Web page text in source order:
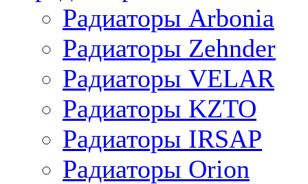
Радиаторы Arbonia
Радиаторы Zehnder
Радиаторы VELAR
Радиаторы KZTO
Радиаторы IRSAP
Радиаторы Orion